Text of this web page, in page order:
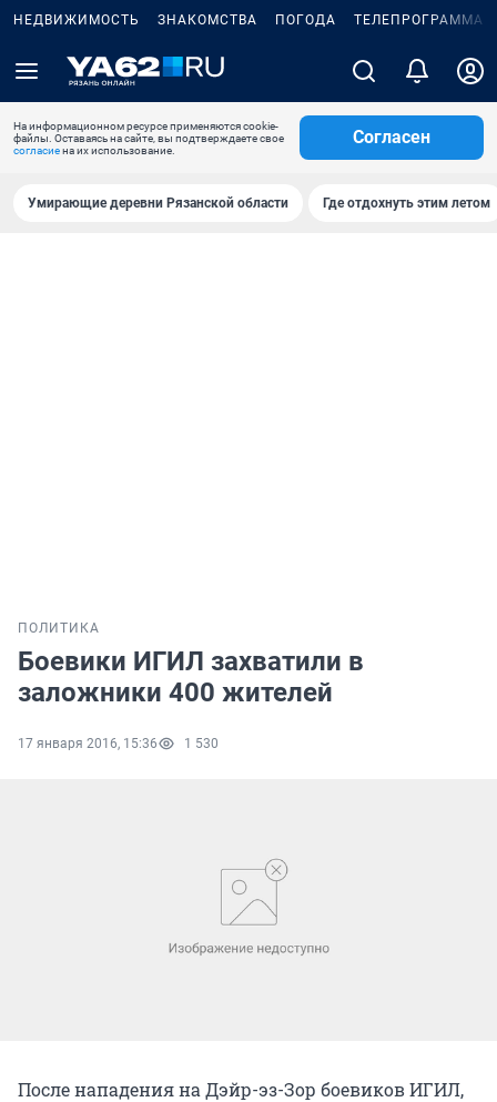
НЕДВИЖИМОСТЬ ЗНАКОМСТВА ПОГОДА ТЕЛЕПРОГРАММА
На информационном ресурсе применяются cookie-
файлы. Оставаясь на сайте, вы подтверждаете свое
согласиена их использование.
Согласен
Умирающие деревни Рязанской области Где отдохнуть этим летом
ПОЛИТИКА
Боевики ИГИЛ захватили в
заложники 400 жителей
17 января 2016, 15:36 1 530
После нападения на Дэйр-эз-Зор боевиков ИГИЛ,